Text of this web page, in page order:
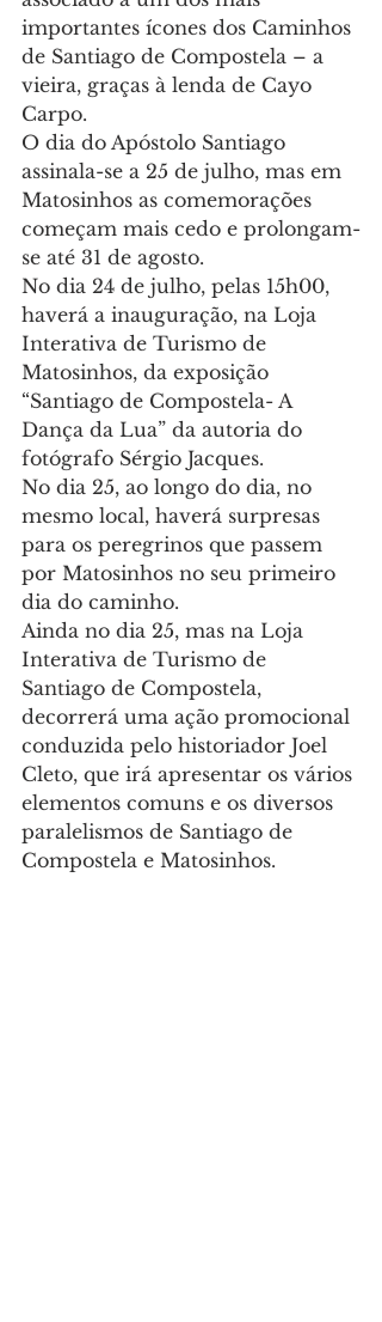
importantes ícones dos Caminhos
de Santiago de Compostela – a
vieira, graças à lenda de Cayo
Carpo.
O dia do Apóstolo Santiago
assinala-se a 25 de julho, mas em
Matosinhos as comemorações
começam mais cedo e prolongam-
se até 31 de agosto.
No dia 24 de julho, pelas 15h00,
haverá a inauguração, na Loja
Interativa de Turismo de
Matosinhos, da exposição
“Santiago de Compostela- A
Dança da Lua” da autoria do
fotógrafo Sérgio Jacques.
No dia 25, ao longo do dia, no
mesmo local, haverá surpresas
para os peregrinos que passem
por Matosinhos no seu primeiro
dia do caminho.
Ainda no dia 25, mas na Loja
Interativa de Turismo de
Santiago de Compostela,
decorrerá uma ação promocional
conduzida pelo historiador Joel
Cleto, que irá apresentar os vários
elementos comuns e os diversos
paralelismos de Santiago de
Compostela e Matosinhos.